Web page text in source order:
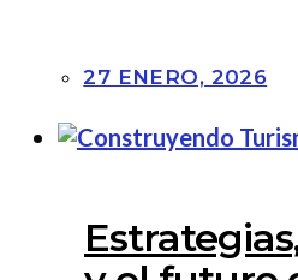
27 ENERO, 2026